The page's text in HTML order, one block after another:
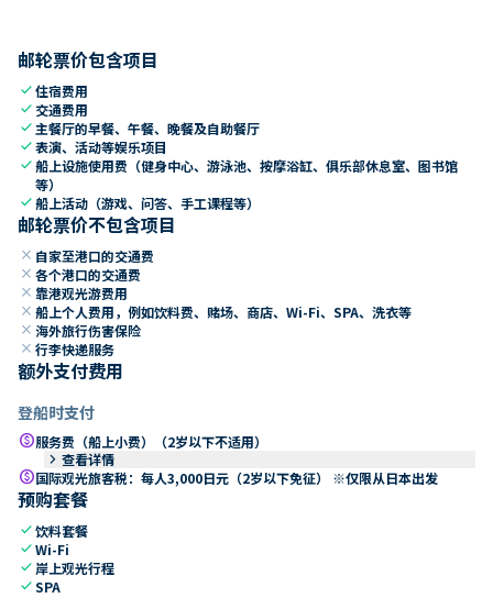
邮轮票价包含项目
check住宿费用
check 交通费用
check 主餐厅的早餐、午餐、晚餐及自助餐厅
check表演、活动等娱乐项目
check船上设施使用费（健身中心、游泳池、按摩浴缸、俱乐部休息室、图书馆
等）
check船上活动（游戏、问答、手工课程等）
邮轮票价不包含项目
close 自家至港口的交通费
close 各个港口的交通费
close 靠港观光游费用
close 船上个人费用，例如饮料费、赌场、商店、Wi-Fi、SPA、洗衣等
close 海外旅行伤害保险
close 行李快递服务
额外支付费用
登船时支付
paid服务费（船上小费）（2岁以下不适用）
keyboard_arrow_right 查看详情
paid国际观光旅客税：每人3,000日元（2岁以下免征） ※仅限从日本出发
预购套餐
check饮料套餐
checkWi-Fi
check 岸上观光行程
checkSPA